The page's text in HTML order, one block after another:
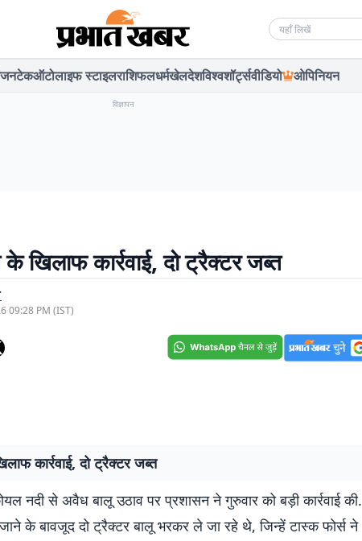
Search news
टेकऑटोलाइफ स्टाइलराशिफलधर्मखेलदेशविश्वशॉर्ट्सवीडियो ओपिनियन
विज्ञापन
खिलाफ कार्रवाई, दो ट्रैक्टर जब्त
09:28 PM (IST)
कार्रवाई, दो ट्रैक्टर जब्त
नदी से अवैध बालू उठाव पर प्रशासन ने गुरुवार को बड़ी कार्रवाई की.
जाने के बावजूद दो ट्रैक्टर बालू भरकर ले जा रहे थे, जिन्हें टास्क फोर्स ने